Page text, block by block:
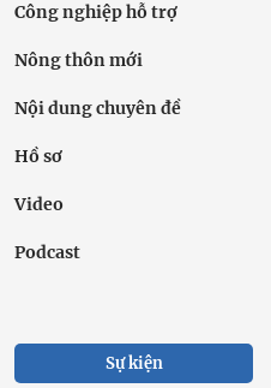
Công nghiệp hỗ trợ
Nông thôn mới
Nội dung chuyên đề
Hồ sơ
Video
Podcast
Sự kiện